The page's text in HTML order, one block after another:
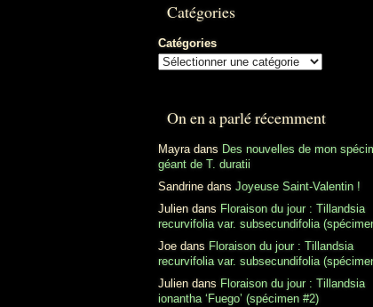
Catégories
Catégories
On en a parlé récemment
Mayradans Des nouvelles de mon
géant de T. duratii
Sandrine dans Joyeuse Saint-Valentin !
Julien dans Floraison du jour : Tillandsia
recurvifolia var. subsecundifolia
Joe dans Floraison du jour : Tillandsia
recurvifolia var. subsecundifolia
Julien dans Floraison du jour : Tillandsia
ionantha ‘Fuego’ (spécimen #2)